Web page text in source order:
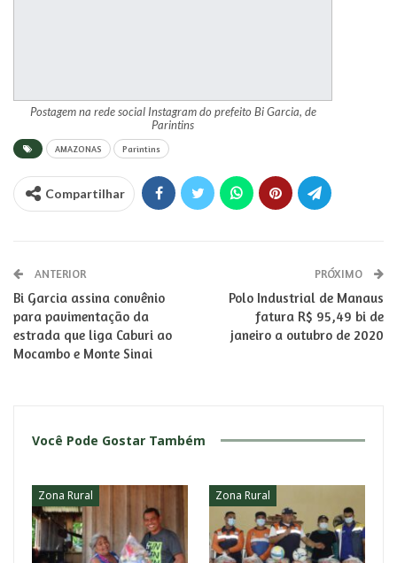
Postagem na rede social Instagram do prefeito Bi Garcia, de
Parintins
AMAZONAS Parintins
Compartilhar
ANTERIOR
Bi Garcia assina convênio
para pavimentação da
estrada que liga Caburi ao
Mocambo e Monte Sinai
PRÓXIMO
Polo Industrial de Manaus
fatura R$ 95,49 bi de
janeiro a outubro de 2020
Você Pode Gostar Também
Zona Rural Zona Rural